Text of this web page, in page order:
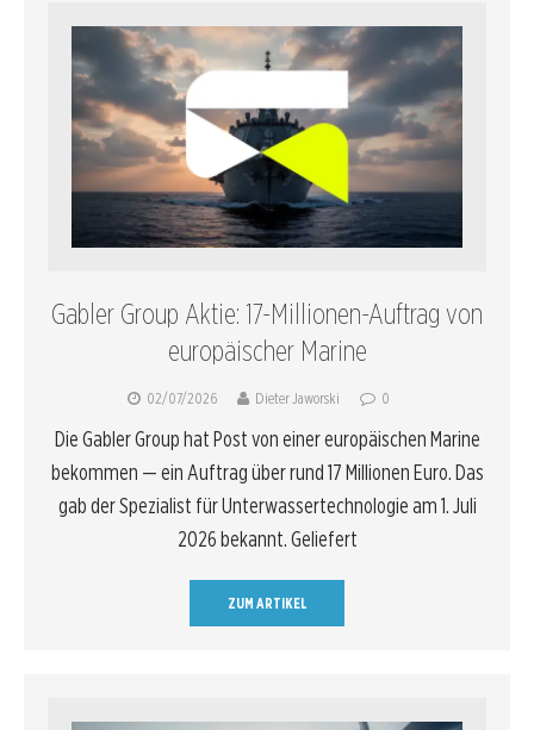
Gabler Group Aktie: 17-Millionen-Auftrag von
europäischer Marine
02/07/2026 Dieter Jaworski 0
Die Gabler Group hat Post von einer europäischen Marine
bekommen — ein Auftrag über rund 17 Millionen Euro. Das
gab der Spezialist für Unterwassertechnologie am 1. Juli
2026 bekannt. Geliefert
ZUM ARTIKEL